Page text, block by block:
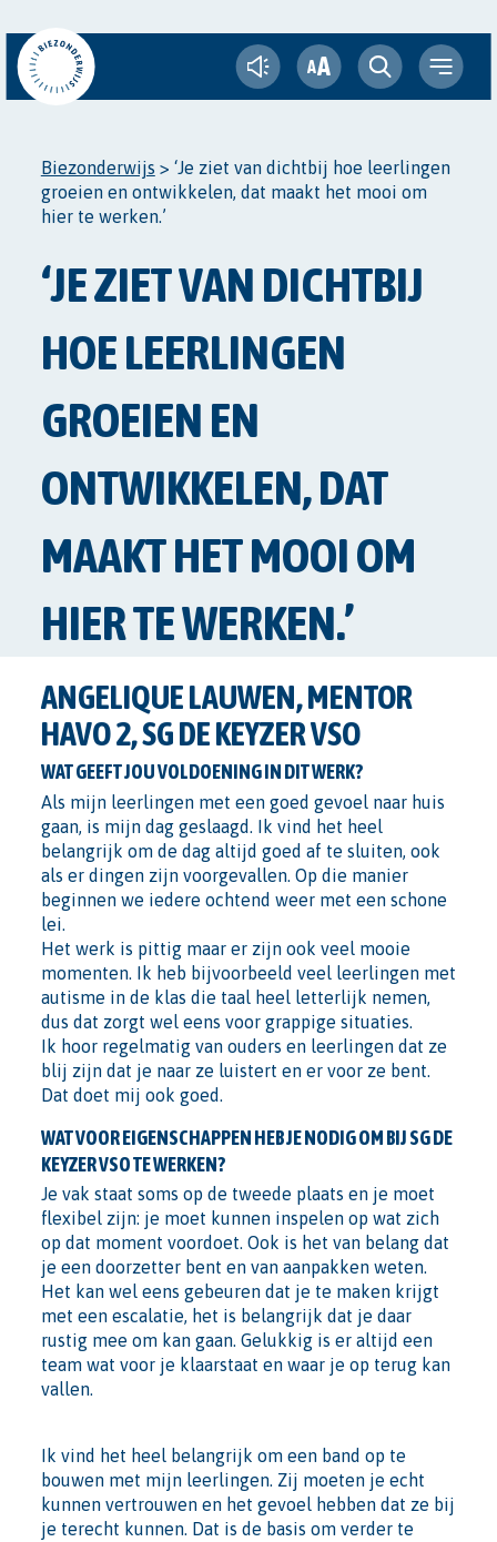
AA
Biezonderwijs > ‘Je ziet van dichtbij hoe leerlingen
groeien en ontwikkelen, dat maakt het mooi om
hier te werken.’
‘JE ZIET VAN DICHTBIJ
HOE LEERLINGEN
GROEIEN EN
ONTWIKKELEN, DAT
MAAKT HET MOOI OM
HIER TE WERKEN.’
ANGELIQUE LAUWEN, MENTOR
HAVO 2, SG DE KEYZER VSO
WAT GEEFT JOU VOLDOENING IN DIT WERK?
Als mijn leerlingen met een goed gevoel naar huis
gaan, is mijn dag geslaagd. Ik vind het heel
belangrijk om de dag altijd goed af te sluiten, ook
als er dingen zijn voorgevallen. Op die manier
beginnen we iedere ochtend weer met een schone
lei.
Het werk is pittig maar er zijn ook veel mooie
momenten. Ik heb bijvoorbeeld veel leerlingen met
autisme in de klas die taal heel letterlijk nemen,
dus dat zorgt wel eens voor grappige situaties.
Ik hoor regelmatig van ouders en leerlingen dat ze
blij zijn dat je naar ze luistert en er voor ze bent.
Dat doet mij ook goed.
WAT VOOR EIGENSCHAPPEN HEB JE NODIG OM BIJ SG DE
KEYZER VSO TE WERKEN?
Je vak staat soms op de tweede plaats en je moet
flexibel zijn: je moet kunnen inspelen op wat zich
op dat moment voordoet. Ook is het van belang dat
je een doorzetter bent en van aanpakken weten.
Het kan wel eens gebeuren dat je te maken krijgt
met een escalatie, het is belangrijk dat je daar
rustig mee om kan gaan. Gelukkig is er altijd een
team wat voor je klaarstaat en waar je op terug kan
vallen.
Ik vind het heel belangrijk om een band op te
bouwen met mijn leerlingen. Zij moeten je echt
kunnen vertrouwen en het gevoel hebben dat ze bij
je terecht kunnen. Dat is de basis om verder te